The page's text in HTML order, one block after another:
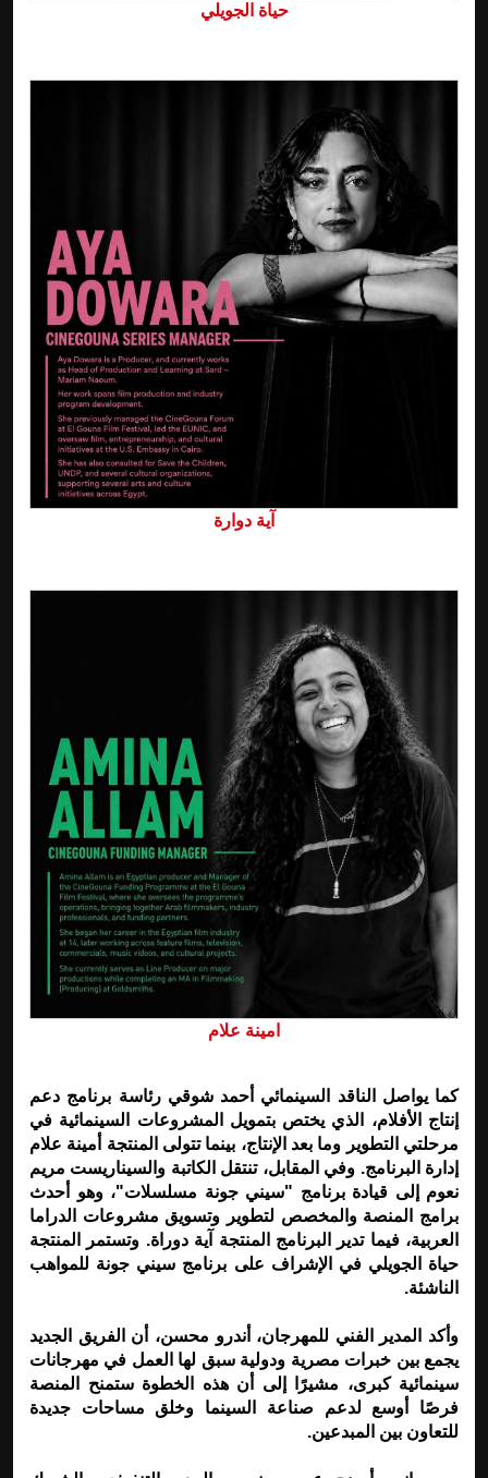
حياة الجويلي
آية دوارة
امينة علام
كما يواصل الناقد السينمائي أحمد شوقي رئاسة برنامج دعم
إنتاج الأفلام، الذي يختص بتمويل المشروعات السينمائية في
مرحلتي التطوير وما بعد الإنتاج، بينما تتولى المنتجة أمينة علام
إدارة البرنامج. وفي المقابل، تنتقل الكاتبة والسيناريست مريم
نعوم إلى قيادة برنامج "سيني جونة مسلسلات"، وهو أحدث
برامج المنصة والمخصص لتطوير وتسويق مشروعات الدراما
العربية، فيما تدير البرنامج المنتجة آية دوراة. وتستمر المنتجة
حياة الجويلي في الإشراف على برنامج سيني جونة للمواهب
الناشئة.
وأكد المدير الفني للمهرجان، أندرو محسن، أن الفريق الجديد
يجمع بين خبرات مصرية ودولية سبق لها العمل في مهرجانات
سينمائية كبرى، مشيرًا إلى أن هذه الخطوة ستمنح المنصة
فرصًا أوسع لدعم صناعة السينما وخلق مساحات جديدة
للتعاون بين المبدعين.